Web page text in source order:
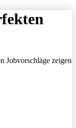
Jobvorschläge zeigen